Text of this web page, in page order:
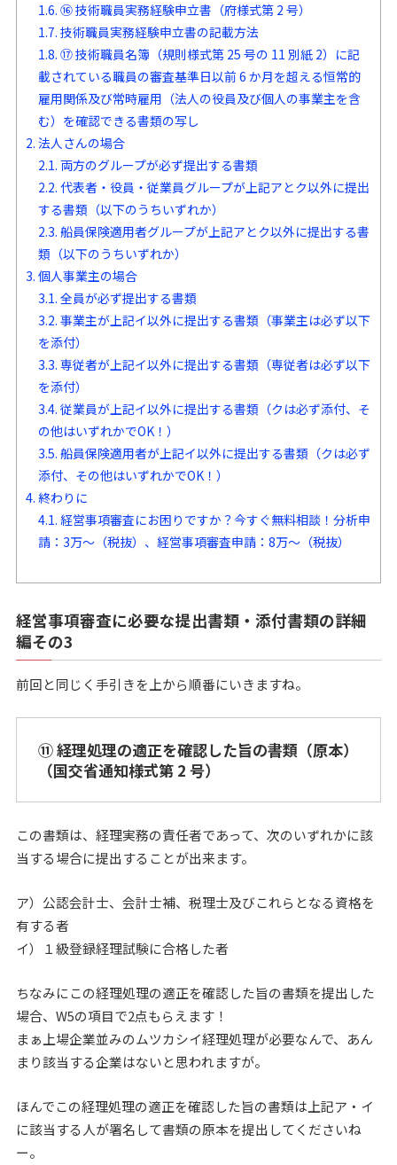
1.6. ⑯ 技術職員実務経験申立書（府様式第 2 号）
1.7. 技術職員実務経験申立書の記載方法
1.8. ⑰ 技術職員名簿（規則様式第 25 号の 11 別紙 2）に記
載されている職員の審査基準日以前 6 か月を超える恒常的
雇用関係及び常時雇用（法人の役員及び個人の事業主を含
む）を確認できる書類の写し
2. 法人さんの場合
2.1. 両方のグループが必ず提出する書類
2.2. 代表者・役員・従業員グループが上記アとク以外に提出
する書類（以下のうちいずれか）
2.3. 船員保険適用者グループが上記アとク以外に提出する書
類（以下のうちいずれか）
3. 個人事業主の場合
3.1. 全員が必ず提出する書類
3.2. 事業主が上記イ以外に提出する書類（事業主は必ず以下
を添付）
3.3. 専従者が上記イ以外に提出する書類（専従者は必ず以下
を添付）
3.4. 従業員が上記イ以外に提出する書類（クは必ず添付、そ
の他はいずれかでOK！）
3.5. 船員保険適用者が上記イ以外に提出する書類（クは必ず
添付、その他はいずれかでOK！）
4. 終わりに
4.1. 経営事項審査にお困りですか？今すぐ無料相談！分析申
請：3万〜（税抜）、経営事項審査申請：8万〜（税抜）
経営事項審査に必要な提出書類・添付書類の詳細
編その3
前回と同じく手引きを上から順番にいきますね。
⑪ 経理処理の適正を確認した旨の書類（原本）
（国交省通知様式第 2 号）
この書類は、経理実務の責任者であって、次のいずれかに該
当する場合に提出することが出来ます。
ア）公認会計士、会計士補、税理士及びこれらとなる資格を
有する者
イ）１級登録経理試験に合格した者
ちなみにこの経理処理の適正を確認した旨の書類を提出した
場合、W5の項目で2点もらえます！
まぁ上場企業並みのムツカシイ経理処理が必要なんで、あん
まり該当する企業はないと思われますが。
ほんでこの経理処理の適正を確認した旨の書類は上記ア・イ
に該当する人が署名して書類の原本を提出してくださいね
ー。